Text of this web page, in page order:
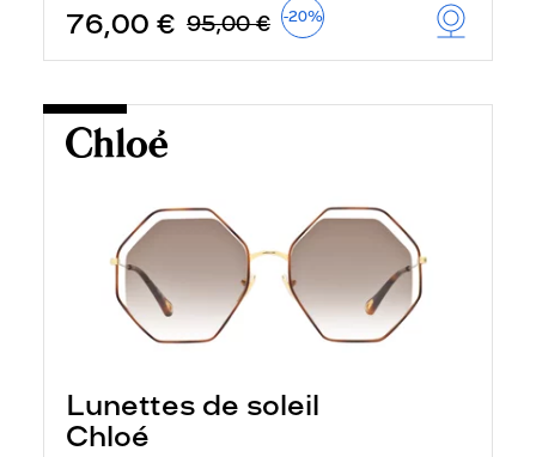
76,00 € 95,00 € -20%
Lunettes de soleil
Chloé